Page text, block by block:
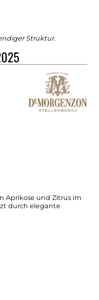
Struktur.
Aprikose und Zitrus im
durch elegante